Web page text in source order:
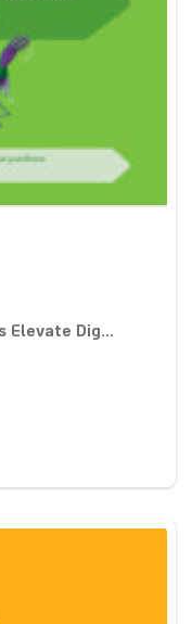
Elevate Dig...